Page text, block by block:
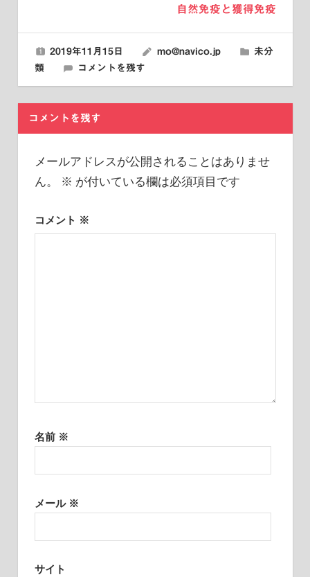
ゲ
シ
ョ
ン
自然免疫と獲得免疫
2019年11月15日 mo@navico.jp
未分
類
コメントを残す
コメントを残す
メールアドレスが公開されることはありませ
ん。
※ が付いている欄は必須項目です
コメント ※
名前 ※
メール ※
サイト